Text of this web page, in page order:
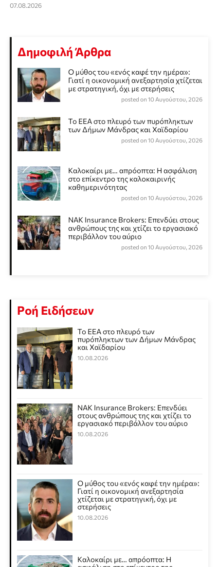
07.08.2026
Δημοφιλή Άρθρα
Ο μύθος του «ενός καφέ την ημέρα»:
Γιατί η οικονομική ανεξαρτησία χτίζεται
με στρατηγική, όχι με στερήσεις
posted on 10 Αυγούστου, 2026
Το ΕΕΑ στο πλευρό των πυρόπληκτων
των Δήμων Μάνδρας και Χαϊδαρίου
posted on 10 Αυγούστου, 2026
Καλοκαίρι με… απρόοπτα: Η ασφάλιση
στο επίκεντρο της καλοκαιρινής
καθημερινότητας
posted on 10 Αυγούστου, 2026
NAK Insurance Brokers: Επενδύει στους
ανθρώπους της και χτίζει το εργασιακό
περιβάλλον του αύριο
posted on 10 Αυγούστου, 2026
Ροή Ειδήσεων
Το ΕΕΑ στο πλευρό των
πυρόπληκτων των Δήμων Μάνδρας
και Χαϊδαρίου
10.08.2026
NAK Insurance Brokers: Επενδύει
στους ανθρώπους της και χτίζει το
εργασιακό περιβάλλον του αύριο
10.08.2026
Ο μύθος του «ενός καφέ την ημέρα»:
Γιατί η οικονομική ανεξαρτησία
χτίζεται με στρατηγική, όχι με
στερήσεις
10.08.2026
Καλοκαίρι με… απρόοπτα: Η